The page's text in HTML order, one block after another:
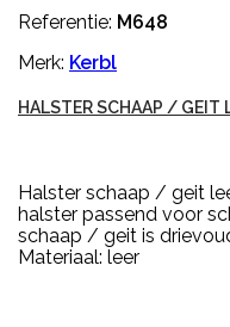
Referentie: M648
Merk: Kerbl
HALSTER SCHAAP / GEIT
Halster schaap / geit
halster passend voor
schaap / geit is
Materiaal: leer